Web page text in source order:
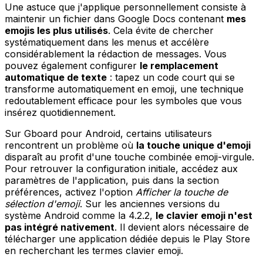
Une astuce que j'applique personnellement consiste à
maintenir un fichier dans Google Docs contenant mes
emojis les plus utilisés. Cela évite de chercher
systématiquement dans les menus et accélère
considérablement la rédaction de messages. Vous
pouvez également configurer le remplacement
automatique de texte : tapez un code court qui se
transforme automatiquement en emoji, une technique
redoutablement efficace pour les symboles que vous
insérez quotidiennement.
Sur Gboard pour Android, certains utilisateurs
rencontrent un problème où la touche unique d'emoji
disparaît au profit d'une touche combinée emoji-virgule.
Pour retrouver la configuration initiale, accédez aux
paramètres de l'application, puis dans la section
préférences, activez l'option Afficher la touche de
sélection d'emoji. Sur les anciennes versions du
système Android comme la 4.2.2, le clavier emoji n'est
pas intégré nativement. Il devient alors nécessaire de
télécharger une application dédiée depuis le Play Store
en recherchant les termes clavier emoji.